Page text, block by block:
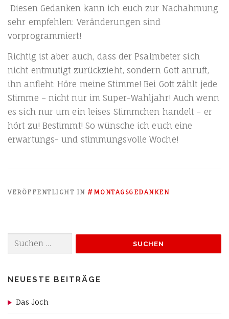
Die­sen Gedan­ken kann ich euch zur Nach­ah­mung
sehr emp­feh­len: Ver­än­de­run­gen sind
vorprogrammiert!
Rich­tig ist aber auch, dass der Psalm­be­ter sich
nicht ent­mu­tigt zurück­zieht, son­dern Gott anruft,
ihn anfleht: Höre mei­ne Stim­me! Bei Gott zählt jede
Stim­me – nicht nur im Super-Wahl­jahr! Auch wenn
es sich nur um ein lei­ses Stimm­chen han­delt – er
hört zu! Bestimmt! So wün­sche ich euch eine
erwar­tungs- und stim­mungs­vol­le Woche!
VERÖFFENTLICHT IN #MONTAGSGEDANKEN
nach:
NEUESTE BEITRÄGE
Das Joch